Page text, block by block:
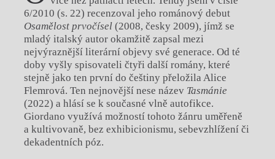
6/2010 (s. 22) recenzoval jeho románový debut
Osamělost prvočísel(2008, česky 2009), jímž se
mladý italský autor okamžitě zapsal mezi
nejvýraznější literární objevy své generace. Od té
doby vyšly spisovateli čtyři další romány, které
stejně jako ten první do češtiny přeložila Alice
Flemrová. Ten nejnovější nese název Tasmánie
(2022) a hlásí se k současné vlně autofikce.
Giordano využívá možností tohoto žánru uměřeně
a kultivovaně, bez exhibicionismu, sebevzhlížení či
dekadentních póz.